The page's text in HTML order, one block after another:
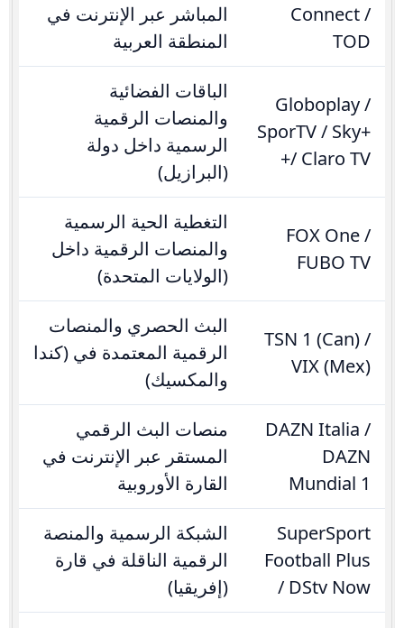
Connect /
TOD
المباشر عبر الإنترنت في
المنطقة العربية
Globoplay /
SporTV / Sky+
/ Claro TV+
الباقات الفضائية
والمنصات الرقمية
الرسمية داخل دولة
(البرازيل)
FOX One /
FUBO TV
التغطية الحية الرسمية
والمنصات الرقمية داخل
(الولايات المتحدة)
TSN 1 (Can) /
VIX (Mex)
البث الحصري والمنصات
الرقمية المعتمدة في (كندا
والمكسيك)
DAZN Italia /
DAZN
Mundial 1
منصات البث الرقمي
المستقر عبر الإنترنت في
القارة الأوروبية
SuperSport
Football Plus
/ DStv Now
الشبكة الرسمية والمنصة
الرقمية الناقلة في قارة
(إفريقيا)